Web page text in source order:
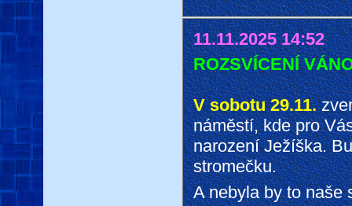
11.11.2025 14:52
ROZSVÍCENÍ
V sobotu 29.11.
náměstí, kde pro
narození Ježíška.
stromečku.
A nebyla by to naše